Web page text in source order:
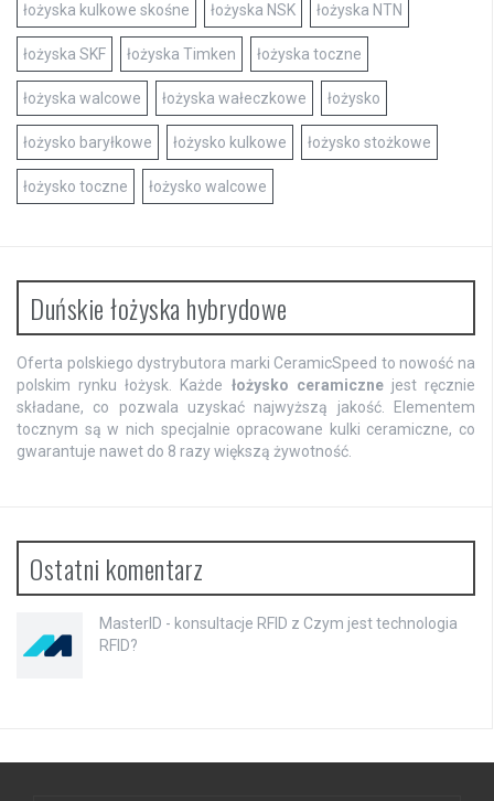
łożyska kulkowe skośne łożyska NSK łożyska NTN
łożyska SKF łożyska Timken łożyska toczne
łożyska walcowe łożyska wałeczkowe łożysko
łożysko baryłkowe łożysko kulkowe łożysko stożkowe
łożysko toczne łożysko walcowe
Duńskie łożyska hybrydowe
Oferta polskiego dystrybutora marki CeramicSpeed to nowość na
polskim rynku łożysk. Każde łożysko ceramicznejest ręcznie
składane, co pozwala uzyskać najwyższą jakość. Elementem
tocznym są w nich specjalnie opracowane kulki ceramiczne, co
gwarantuje nawet do 8 razy większą żywotność.
Ostatni komentarz
MasterID - konsultacje RFID z Czym jest technologia
RFID?